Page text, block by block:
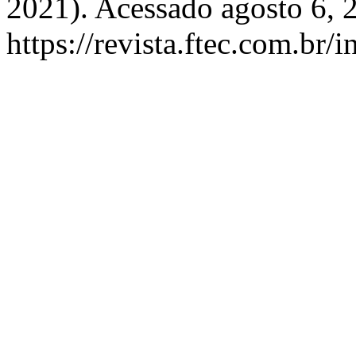
2021). Acessado agosto 6,
https://revista.ftec.com.br/